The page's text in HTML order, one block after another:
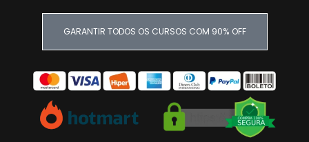
GARANTIR TODOS OS CURSOS COM 90% OFF